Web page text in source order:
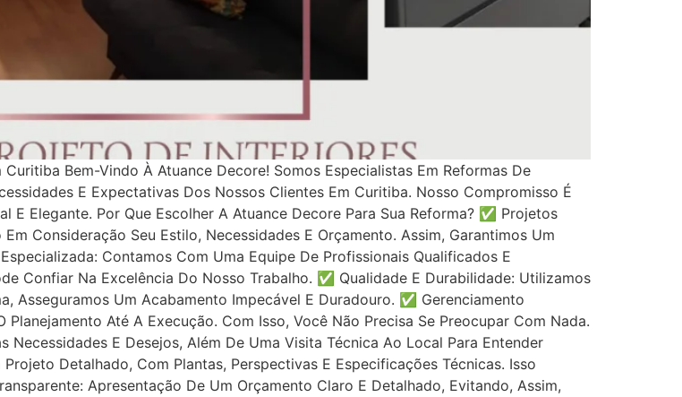
Bem-Vindo À Atuance Decore! Somos Especialistas Em Reformas De
E Expectativas Dos Nossos Clientes Em Curitiba. Nosso Compromisso É
E Elegante. Por Que Escolher A Atuance Decore Para Sua Reforma? ✅ Projetos
Consideração Seu Estilo, Necessidades E Orçamento. Assim, Garantimos Um
Contamos Com Uma Equipe De Profissionais Qualificados E
Confiar Na Excelência Do Nosso Trabalho. ✅ Qualidade E Durabilidade: Utilizamos
Asseguramos Um Acabamento Impecável E Duradouro. ✅ Gerenciamento
Até A Execução. Com Isso, Você Não Precisa Se Preocupar Com Nada.
E Desejos, Além De Uma Visita Técnica Ao Local Para Entender
Detalhado, Com Plantas, Perspectivas E Especificações Técnicas. Isso
Apresentação De Um Orçamento Claro E Detalhado, Evitando, Assim,